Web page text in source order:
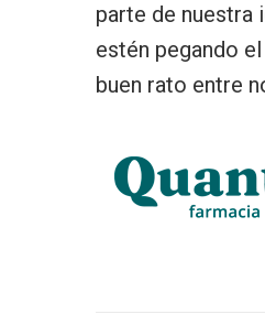
parte de nuestra
estén pegando
buen rato entre